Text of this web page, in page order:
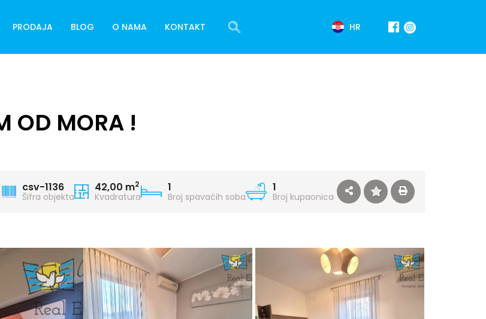
PRODAJA BLOG O NAMA KONTAKT HR
OD MORA !
csv-1136
Šifra objekta
42,00 m2
Kvadratura
1
Broj spavaćih soba
1
Broj kupaonica